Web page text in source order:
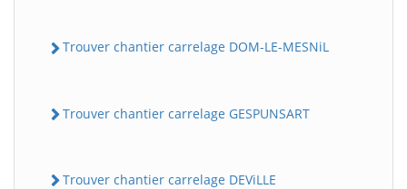
Trouver chantier carrelage DOM-LE-MESNiL
Trouver chantier carrelage GESPUNSART
Trouver chantier carrelage DEViLLE